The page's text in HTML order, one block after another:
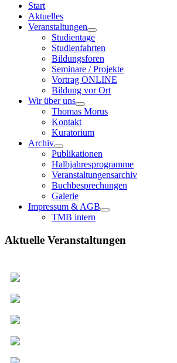
Start
Aktuelles
Veranstaltungen
Studientage
Studienfahrten
Bildungsforen
Seminare / Projekte
Vortrag ONLINE
Bildung vor Ort
Wir über uns
Thomas Morus
Kontakt
Kuratorium
Archiv
Publikationen
Halbjahresprogramme
Veranstaltungensarchiv
Buchbesprechungen
Galerie
Impressum & AGB
TMB intern
Aktuelle Veranstaltungen